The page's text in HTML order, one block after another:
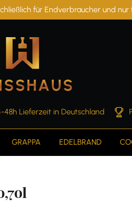
für Endverbraucher und
48h Lieferzeit in Deutschland
GRAPPA EDELBRAND